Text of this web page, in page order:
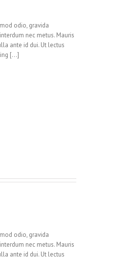
odio, gravida
nec metus. Mauris
ante id dui. Ut lectus
[...]
odio, gravida
nec metus. Mauris
ante id dui. Ut lectus